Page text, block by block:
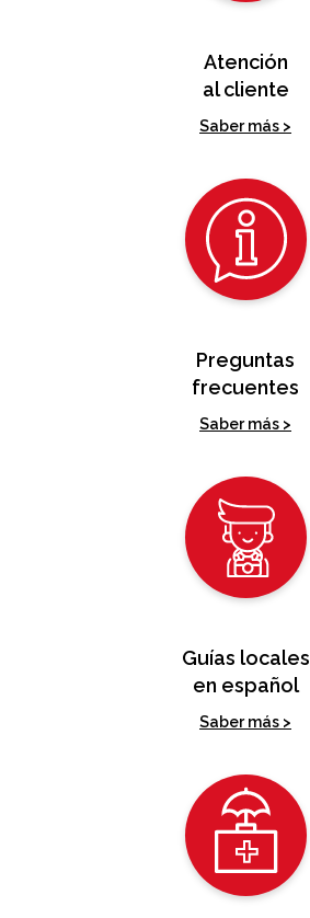
Atención
al cliente
Saber más >
Preguntas
frecuentes
Saber más >
Guías locales
en español
Saber más >